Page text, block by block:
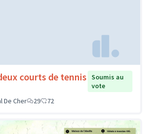
courts de tennis
Soumis au
vote
De Cher
29 72